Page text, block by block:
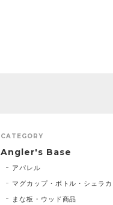
CATEGORY
Angler's Base
アパレル
マグカップ・ボトル・シェラ
まな板・ウッド商品